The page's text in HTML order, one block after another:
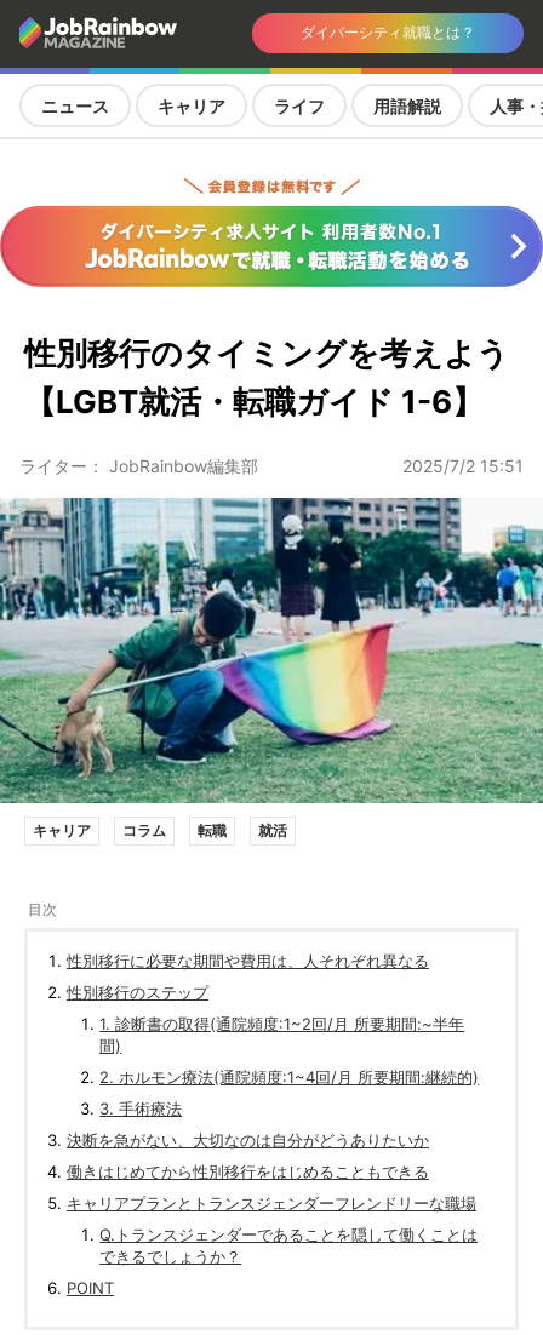
ダイバーシティ就職とは？
ニュース キャリア ライフ 用語解説 人事
性別移行のタイミングを考えよう
【LGBT就活・転職ガイド 1-6】
ライター： JobRainbow編集部 2025/7/2 15:51
キャリア コラム 転職 就活
性別移行に必要な期間や費用は、人それぞれ異なる
性別移行のステップ
1. 診断書の取得(通院頻度:1~2回/月 所要期間:~半年
間)
2. ホルモン療法(通院頻度:1~4回/月 所要期間:継続的)
3. 手術療法
決断を急がない、大切なのは自分がどうありたいか
働きはじめてから性別移行をはじめることもできる
キャリアプランとトランスジェンダーフレンドリーな職場
Q.トランスジェンダーであることを隠して働くことは
できるでしょうか？
POINT